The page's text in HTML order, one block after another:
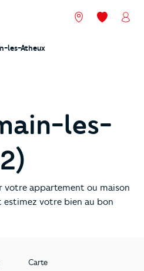
Nos agences
Mes
les-Atheux
les-
votre appartement ou maison
estimez votre bien au bon
Carte